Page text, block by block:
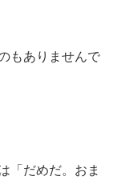
もありませんで
「だめだ。おま